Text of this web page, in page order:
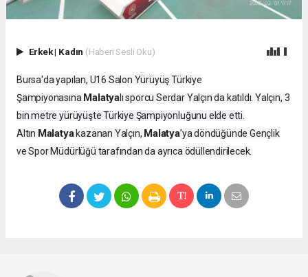
Erkek| Kadın (Haberi Sesli Oku)
Bursa'da yapılan, U16 Salon Yürüyüş Türkiye
Şampiyonasına Malatyalı sporcu Serdar Yalçın da katıldı. Yalçın, 3
bin metre yürüyüşte Türkiye Şampiyonluğunu elde etti.
Altın Malatyakazanan Yalçın, Malatya’ya döndüğünde Gençlik
ve Spor Müdürlüğü tarafından da ayrıca ödüllendirilecek.